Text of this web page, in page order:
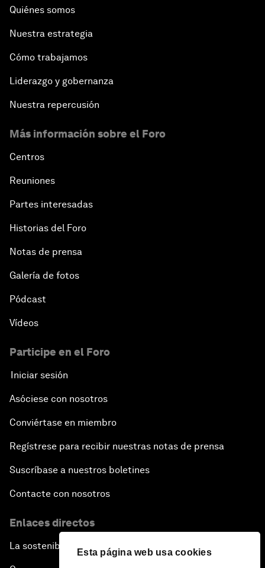
Esta página web usa cookies
Quiénes somos
Nuestra estrategia
Cómo trabajamos
Liderazgo y gobernanza
Nuestra repercusión
Más información sobre el Foro
Centros
Reuniones
Partes interesadas
Historias del Foro
Notas de prensa
Galería de fotos
Pódcast
Vídeos
Participe en el Foro
Iniciar sesión
Asóciese con nosotros
Conviértase en miembro
Regístrese para recibir nuestras notas de prensa
Suscríbase a nuestros boletines
Contacte con nosotros
Enlaces directos
La sostenibilidad en el Foro